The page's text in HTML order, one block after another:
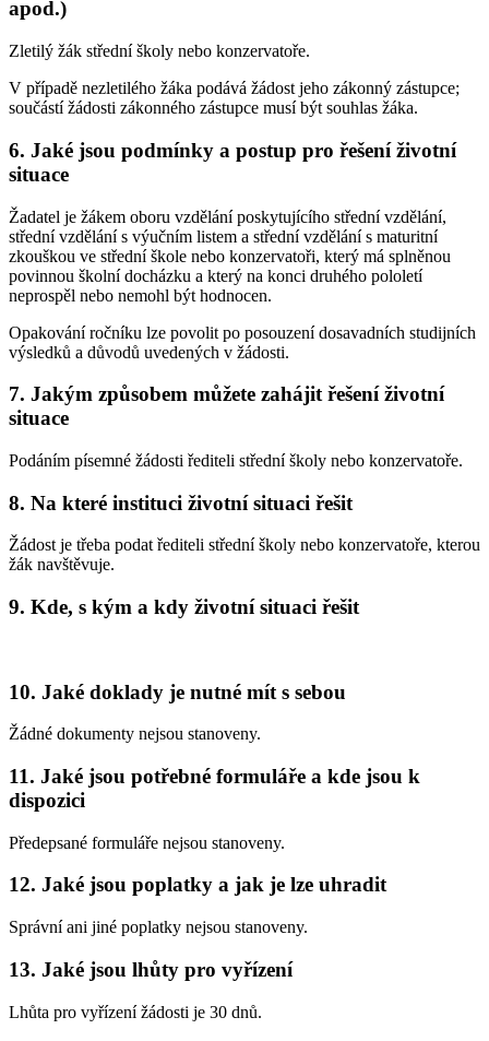
apod.)
Zletilý žák střední školy nebo konzervatoře.
V případě nezletilého žáka podává žádost jeho zákonný zástupce;
součástí žádosti zákonného zástupce musí být souhlas žáka.
6. Jaké jsou podmínky a postup pro řešení životní
situace
Žadatel je žákem oboru vzdělání poskytujícího střední vzdělání,
střední vzdělání s výučním listem a střední vzdělání s maturitní
zkouškou ve střední škole nebo konzervatoři, který má splněnou
povinnou školní docházku a který na konci druhého pololetí
neprospěl nebo nemohl být hodnocen.
Opakování ročníku lze povolit po posouzení dosavadních studijních
výsledků a důvodů uvedených v žádosti.
7. Jakým způsobem můžete zahájit řešení životní
situace
Podáním písemné žádosti řediteli střední školy nebo konzervatoře.
8. Na které instituci životní situaci řešit
Žádost je třeba podat řediteli střední školy nebo konzervatoře, kterou
žák navštěvuje.
9. Kde, s kým a kdy životní situaci řešit
10. Jaké doklady je nutné mít s sebou
Žádné dokumenty nejsou stanoveny.
11. Jaké jsou potřebné formuláře a kde jsou k
dispozici
Předepsané formuláře nejsou stanoveny.
12. Jaké jsou poplatky a jak je lze uhradit
Správní ani jiné poplatky nejsou stanoveny.
13. Jaké jsou lhůty pro vyřízení
Lhůta pro vyřízení žádosti je 30 dnů.